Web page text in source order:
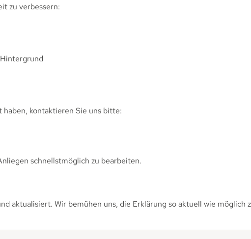
zu verbessern:
kontaktieren Sie uns bitte:
schnellstmöglich zu bearbeiten.
aktualisiert. Wir bemühen uns, die Erklärung so aktuell wie möglich